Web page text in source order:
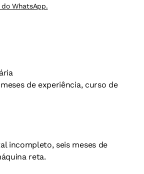
WhatsApp.
de experiência, curso de
incompleto, seis meses de
reta.